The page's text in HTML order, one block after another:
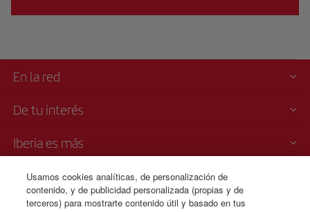
En la red
De tu interés
Iberia es más
Transparencia
Usamos cookies analíticas, de personalización de
contenido, y de publicidad personalizada (propias y de
terceros) para mostrarte contenido útil y basado en tus